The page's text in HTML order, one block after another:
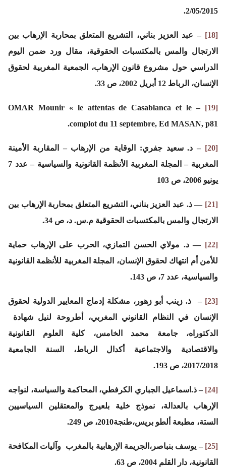
2/05/2015.
[18]
– عبد العزيز بناني، التشريع المتعلق بمحاربة الإرهاب بين
الارتجال والمس بالمكتسبات الحقوقية، مقال ورد ضمن اليوم
الدراسي حول مشروع قانون الإرهاب، الجمعية المغربية لحقوق
الإنسان، الرباط 12 أبريل 2002، ص 33.
[19]
– OMAR Mounir « le attentas de Casablanca et le
complot du 11 septembre, Ed MASAN, p81.
[20]
– د. سعيد جفري: الوقاية من الإرهاب – المقاربة الأمينة
المغربية – المجلة المغربية الأنظمة القانونية والسياسية – عدد 7
يونيو 2006، ص 103
[21]
— ذ. عبد العزیز بناني، التشريع المتعلق بمحاربة الإرهاب بين
الارتجال والمس بالمكتسبات الحقوقية م.س. د، ص 34.
[22]
— د. مولاي الحسن التمازي، الحرب على الإرهاب حماية
للأمن أم انتهاك لحقوق الإنسان، المجلة المغربية للأنظمة القانونية
والسياسية، عدد 7، ص 143.
[23]
– ذ. زينب أبو زهور، مشكلة إدماج المعايير الدولية لحقوق
الإنسان في النظام القانوني المغربي، أطروحة لنيل شهادة
الدكتوراه، جامعة محمد الخامس، كلية العلوم القانونية
والاقتصادية والاجتماعية أكدال الرباط، السنة الجامعية
2017/2018، ص 193.
[24]
– ذ.اسماعيل الجباري الكرفطي، المحاكمة والسياسة، لنواجه
الإرهاب بالعدالة، نموذج خلية بلعيرج والمعتقلين السياسيين
الستة، مطبعة ألطو بريس،طنجة2010، ص 249.
[25]
– يوسف بنباصر،الجريمة الإرهابية بالمغرب وآليات المكافحة
القانونية، دار القلم 2004، ص 63.